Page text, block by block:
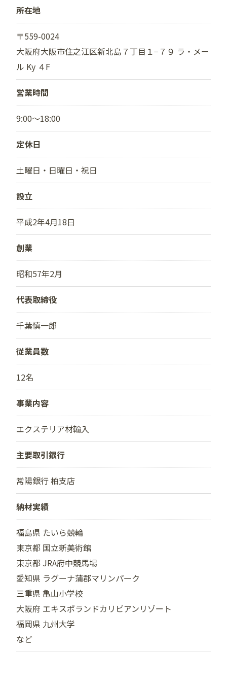
所在地
〒559-0024
大阪府大阪市住之江区新北島７丁目１−７９ ラ・メー
ル Ky ４F
営業時間
9:00～18:00
定休日
土曜日・日曜日・祝日
設立
平成2年4月18日
創業
昭和57年2月
代表取締役
千葉慎一郎
従業員数
12名
事業内容
エクステリア材輸入
主要取引銀行
常陽銀行 柏支店
納材実績
福島県 たいら競輪
東京都 国立新美術館
東京都 JRA府中競馬場
愛知県 ラグーナ蒲郡マリンパーク
三重県 亀山小学校
大阪府 エキスポランドカリビアンリゾート
福岡県 九州大学
など